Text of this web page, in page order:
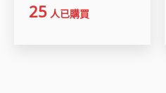
25 人已購買